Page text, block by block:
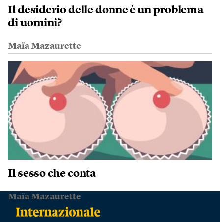
Il desiderio delle donne è un problema
di uomini?
Maïa Mazaurette
Il sesso che conta
Maïa Mazaurette